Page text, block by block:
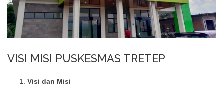
VISI MISI PUSKESMAS TRETEP
Visi dan Misi